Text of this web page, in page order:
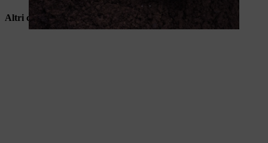
Altri consigli per il giardinaggio